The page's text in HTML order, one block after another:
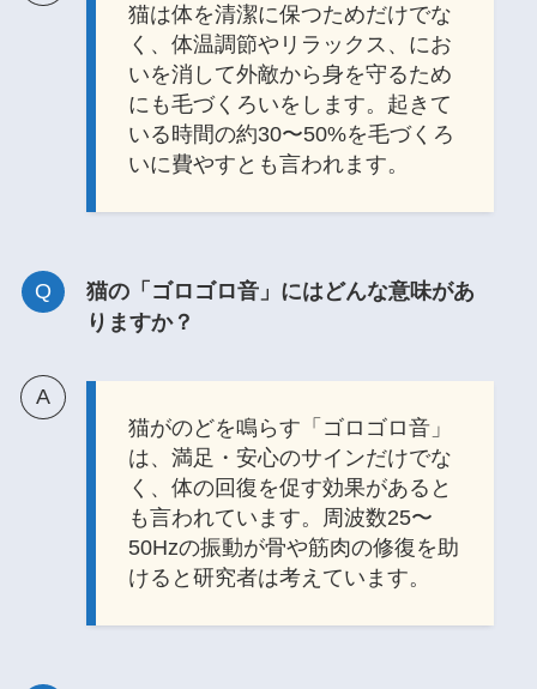
猫は体を清潔に保つためだけでな
く、体温調節やリラックス、にお
いを消して外敵から身を守るため
にも毛づくろいをします。起きて
いる時間の約30〜50%を毛づくろ
いに費やすとも言われます。
猫の「ゴロゴロ音」にはどんな意味があ
りますか？
猫がのどを鳴らす「ゴロゴロ音」
は、満足・安心のサインだけでな
く、体の回復を促す効果があると
も言われています。周波数25〜
50Hzの振動が骨や筋肉の修復を助
けると研究者は考えています。